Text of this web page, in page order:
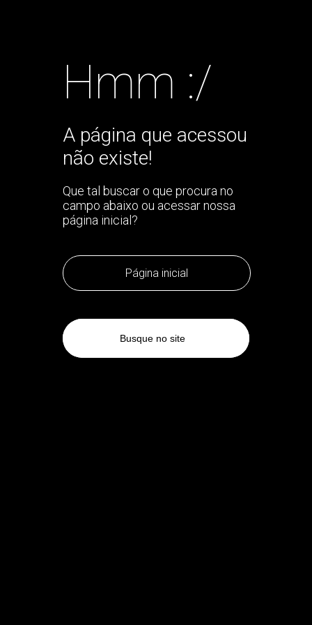
Hmm :/
A página que acessou
não existe!
Que tal buscar o que procura no
campo abaixo ou acessar nossa
página inicial?
Página inicial